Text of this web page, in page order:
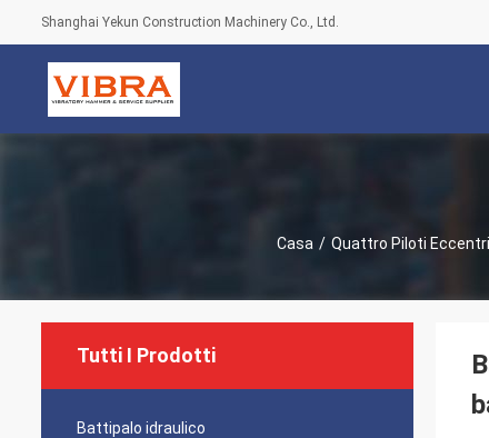
Shanghai Yekun Construction Machinery Co., Ltd.
Casa / Quattro Piloti
Tutti I Prodotti
Battipalo idraulico